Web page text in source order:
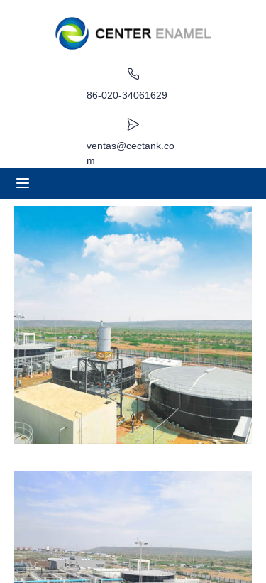
86-020-34061629
ventas@cectank.co
m
Aplicaciones
Caso de proyecto
Solicitar cotización
Noticias
Contacto